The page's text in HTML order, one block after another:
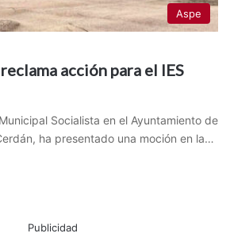
Aspe
acción para el IES
Socialista en el Ayuntamiento de
ha presentado una moción en la…
Publicidad